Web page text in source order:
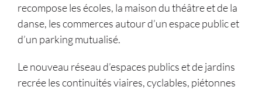
recompose les écoles, la maison du théâtre et de la
danse, les commerces autour d’un espace public et
d’un parking mutualisé.
Le nouveau réseau d’espaces publics et de jardins
recrée les continuités viaires, cyclables, piétonnes